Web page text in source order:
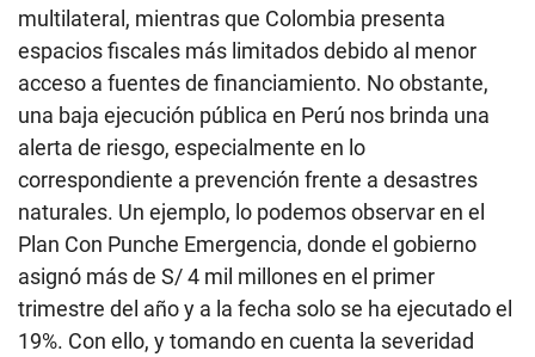
multilateral, mientras que Colombia presenta
espacios fiscales más limitados debido al menor
acceso a fuentes de financiamiento. No obstante,
una baja ejecución pública en Perú nos brinda una
alerta de riesgo, especialmente en lo
correspondiente a prevención frente a desastres
naturales. Un ejemplo, lo podemos observar en el
Plan Con Punche Emergencia, donde el gobierno
asignó más de S/ 4 mil millones en el primer
trimestre del año y a la fecha solo se ha ejecutado el
19%. Con ello, y tomando en cuenta la severidad